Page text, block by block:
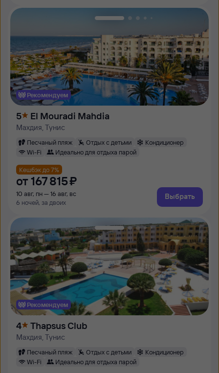
Рекомендуем
5 El Mouradi Mahdia
Махдия, Тунис
Песчаный пляж Отдых с детьми
Кондиционер
Wi-Fi
Идеально для отдыха парой
Кешбэк до 7%
от 167 ⁠815 ⁠₽
10 авг, пн — 16 авг, вс
6 ночей, за двоих
Выбрать
Рекомендуем
4 Thapsus Club
Махдия, Тунис
Песчаный пляж Отдых с детьми
Кондиционер
Wi-Fi
Идеально для отдыха парой